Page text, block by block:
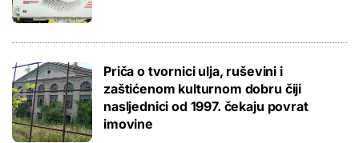
Priča o tvornici ulja, ruševini i
zaštićenom kulturnom dobru čiji
nasljednici od 1997. čekaju povrat
imovine